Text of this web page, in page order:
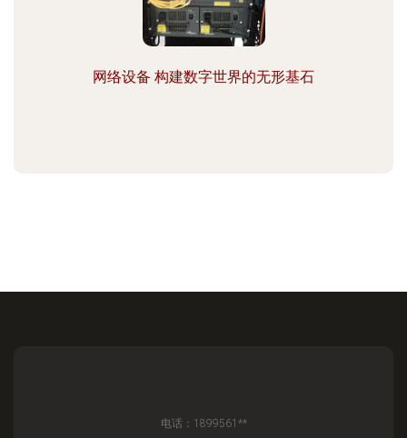
网络设备 构建数字世界的无形基石
电话：1899561**